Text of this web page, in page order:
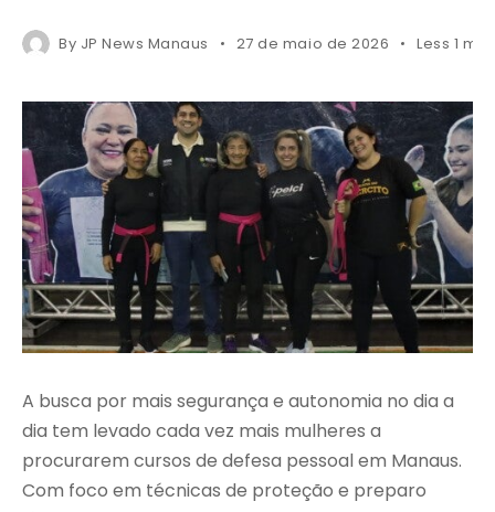
By JP News Manaus 27 de maio de 2026 Less 1
A busca por mais segurança e autonomia no dia a
dia tem levado cada vez mais mulheres a
procurarem cursos de defesa pessoal em Manaus.
Com foco em técnicas de proteção e preparo